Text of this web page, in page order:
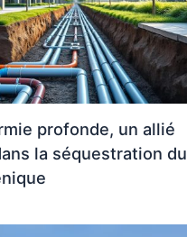
profonde, un allié
la séquestration du